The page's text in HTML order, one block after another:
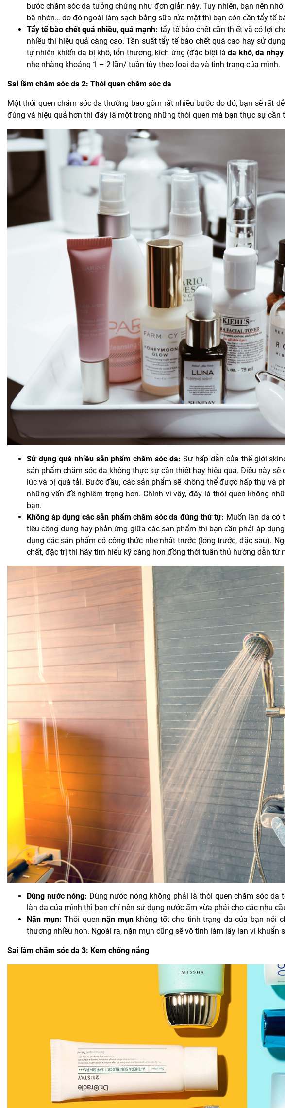
bước chăm sóc da tưởng chừng như đơn giản này. Tuy nhiên, bạn nên
bã nhờn… do đó ngoài làm sạch bằng sữa rửa mặt thì bạn còn cần tẩy tế
Tẩy tế bào chết quá nhiều, quá mạnh: tẩy tế bào chết cần thiết và có lợi
nhiều thì hiệu quả càng cao. Tần suất tẩy tế bào chết quá cao hay sử
tự nhiên khiến da bị khô, tổn thương, kích ứng (đặc biệt làda khô,da
nhẹ nhàng khoảng 1 – 2 lần/ tuần tùy theo loại da và tình trạng của mình.
Sai lầm chăm sóc da 2: Thói quen chăm sóc da
Một thói quen chăm sóc da thường bao gồm rất nhiều bước do đó, bạn sẽ rất
đúng và hiệu quả hơn thì đây là một trong những thói quen mà bạn thực sự cần
Sử dụng quá nhiều sản phẩm chăm sóc da: Sự hấp dẫn của thế giới
sản phẩm chăm sóc da không thực sự cần thiết hay hiệu quả. Điều này
lúc và bị quá tải. Bước đầu, các sản phẩm sẽ không thể được hấp thụ và
những vấn đề nghiêm trọng hơn. Chính vì vậy, đây là thói quen không
bạn.
Không áp dụng các sản phẩm chăm sóc da đúng thứ tự: Muốn làn da có
tiêu công dụng hay phản ứng giữa các sản phẩm thì bạn cần phải áp
dụng các sản phẩm có công thức nhẹ nhất trước (lỏng trước, đặc sau).
chất, đặc trị thì hãy tìm hiểu kỹ càng hơn đồng thời tuân thủ hướng dẫn từ
Dùng nước nóng: Dùng nước nóng không phải là thói quen chăm sóc
làn da của mình thì bạn chỉ nên sử dụng nước ấm vừa phải cho các nhu
Nặn mụn: Thói quen nặn mụnkhông tốt cho tình trạng da của bạn nói
thương nhiều hơn. Ngoài ra, nặn mụn cũng sẽ vô tình làm lây lan vi khuẩn
Sai lầm chăm sóc da 3: Kem chống nắng